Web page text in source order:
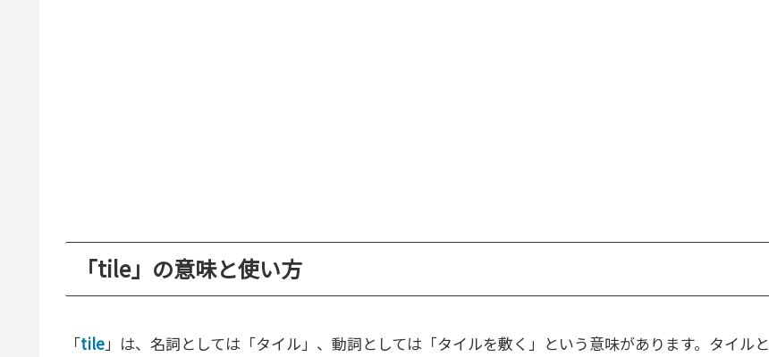
「tile」の意味と使い方
「tile」は、名詞としては「タイル」、動詞としては「タイルを敷く」という意味があります。タイルと